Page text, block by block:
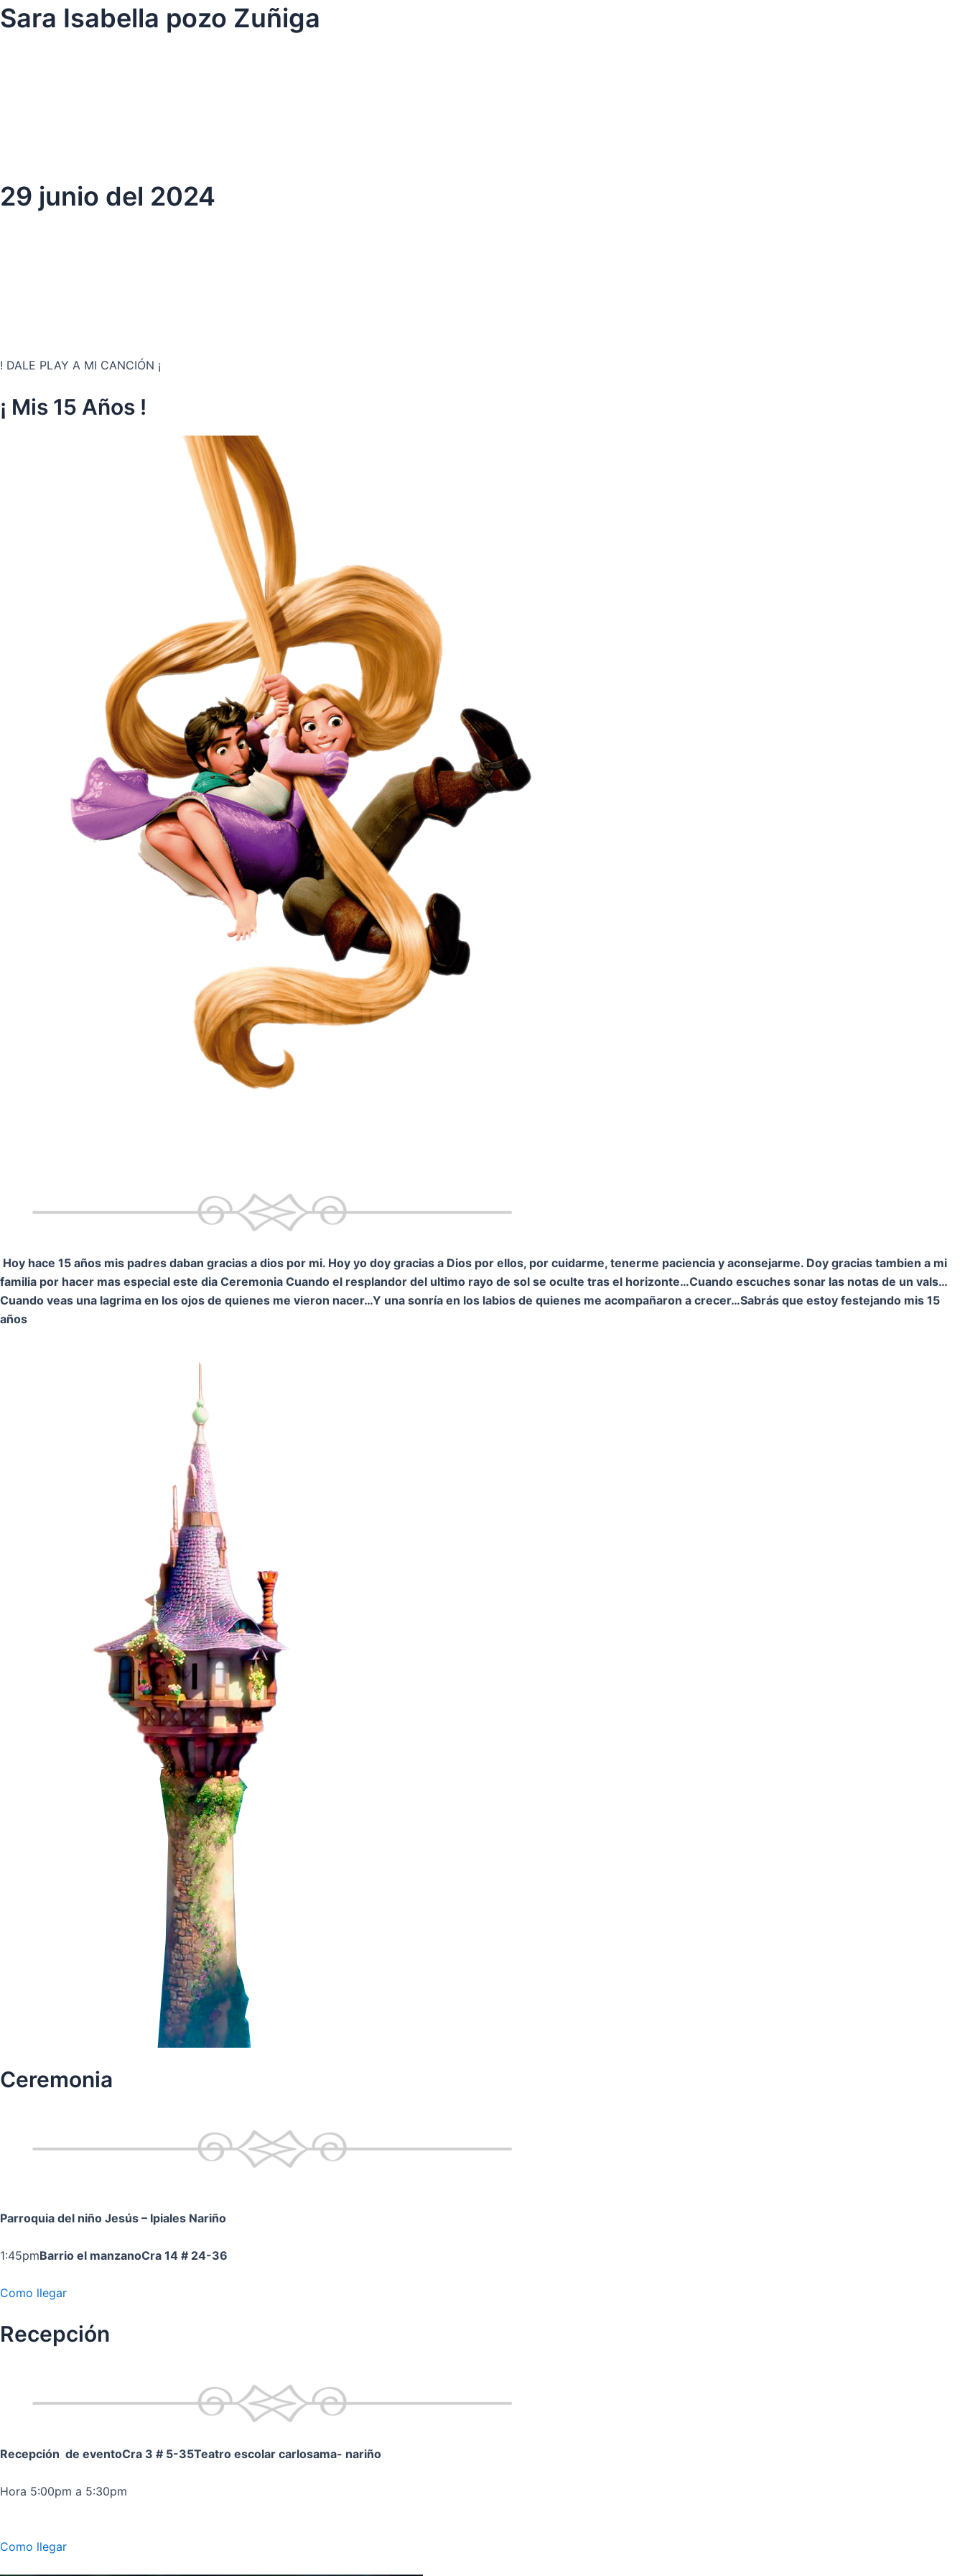
Ir
al
Sara Isabella pozo Zuñiga
29 junio del 2024
! DALE PLAY A MI CANCIÓN ¡
¡ Mis 15 Años !
Hoy hace 15 años mis padres daban gracias a dios por mi. Hoy yo doy gracias a Dios por ellos, por cuidarme, tenerme paciencia y aconsejarme. Doy gracias tambien a mi
familia por hacer mas especial este dia Ceremonia Cuando el resplandor del ultimo rayo de sol se oculte tras el horizonte…Cuando escuches sonar las notas de un vals…
Cuando veas una lagrima en los ojos de quienes me vieron nacer…Y una sonría en los labios de quienes me acompañaron a crecer…Sabrás que estoy festejando mis 15
años
Ceremonia
Parroquia del niño Jesús – Ipiales Nariño
1:45pmBarrio el manzanoCra 14 # 24-36
Como llegar
Recepción
Recepción de eventoCra 3 # 5-35Teatro escolar carlosama- nariño
Hora 5:00pm a 5:30pm
Como llegar